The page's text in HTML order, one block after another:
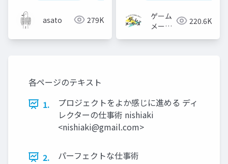
asato 279K
ゲーム
メーカ
220.6K
各ページのテキスト
1.
プロジェクトをよか感じに進める ディ
レクターの仕事術 nishiaki
<nishiaki@gmail.com>
2. パーフェクトな仕事術